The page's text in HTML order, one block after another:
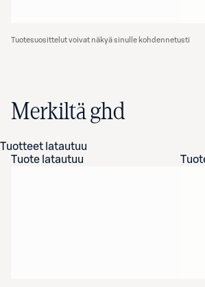
Tuotesuosittelut voivat näkyä sinulle kohdennetusti
Merkiltä ghd
Tuotteet latautuu
Tuote latautuu